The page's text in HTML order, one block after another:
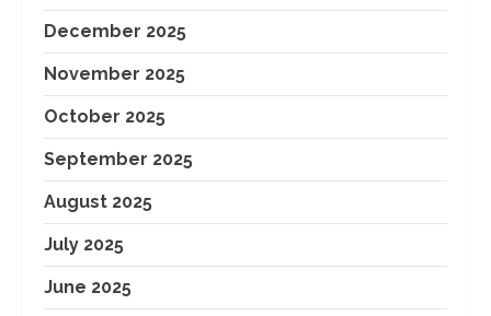
December 2025
November 2025
October 2025
September 2025
August 2025
July 2025
June 2025